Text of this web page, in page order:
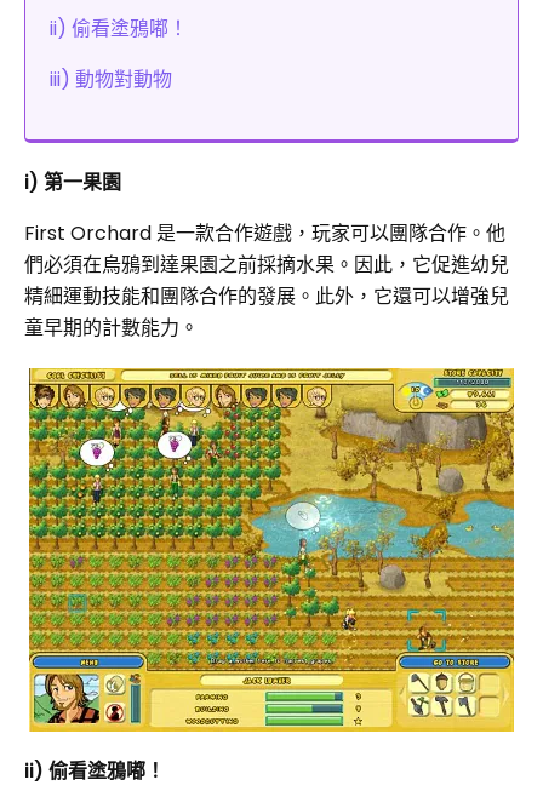
ii) 偷看塗鴉嘟！
iii) 動物對動物
i) 第一果園
First Orchard 是一款合作遊戲，玩家可以團隊合作。他
們必須在烏鴉到達果園之前採摘水果。因此，它促進幼兒
精細運動技能和團隊合作的發展。此外，它還可以增強兒
童早期的計數能力。
ii) 偷看塗鴉嘟！